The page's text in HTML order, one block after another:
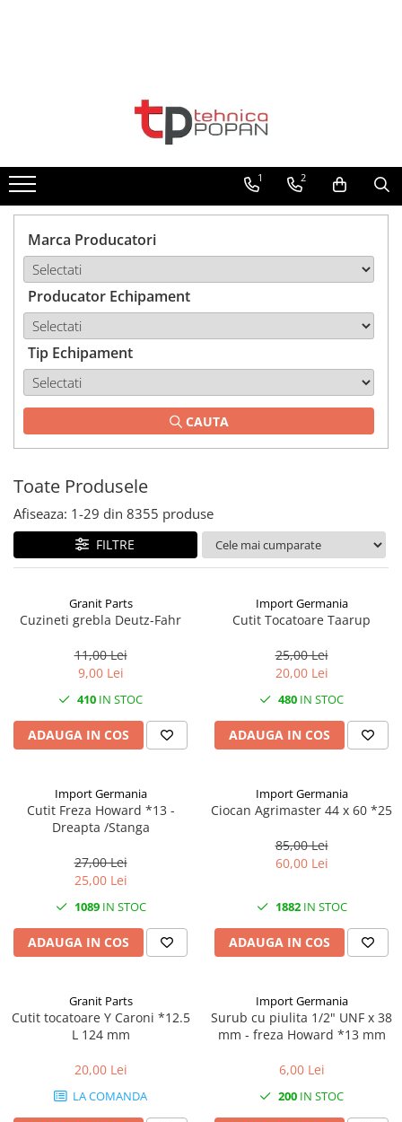
1. Piese & Accesorii Tractoare
1.1. Cabina & Caroserie
1.1.1. Geamuri
1.1.3. Embleme & Abtibilduri
1.1.4. Climatizare si accesorii
1.2. Piese cu Prindere în 3
Puncte si mecanism de ridicare
1.2.1. Prindere in 3 puncte
1.2.2. Mecanism de ridicare -
Tiranti si accesorii
1.3. Scaune & Accesorii
1.3.1. Scaune
tractoare
1.4.1. Pompe hidraulice
1.4.2. Joystick
1.4.3. Distribuitoare
1.4.4. Cilindri si accesorii
1.5.1. Combustibili
1.5.3. Garnituri
1.5.4. Piese de schimb pentru
motor si accesorii
1.5.6. Răcire
1.5.7. Filtre
1 2
Marca Producatori
Producator Echipament
Tip Echipament
CAUTA
Toate Produsele
Afiseaza: 1-29 din 8355 produse
FILTRE
Granit Parts
Cuzineti grebla Deutz-Fahr
11,00 Lei
9,00 Lei
410 IN STOC
ADAUGA IN COS
Import Germania
Cutit Tocatoare Taarup
25,00 Lei
20,00 Lei
480 IN STOC
ADAUGA IN COS
Import Germania
Cutit Freza Howard *13 -
Dreapta /Stanga
27,00 Lei
25,00 Lei
1089IN STOC
ADAUGA IN COS
Import Germania
Ciocan Agrimaster 44 x 60 *25
85,00 Lei
60,00 Lei
1882IN STOC
ADAUGA IN COS
Granit Parts
Cutit tocatoare Y Caroni *12.5
L 124 mm
20,00 Lei
LA COMANDA
Import Germania
Surub cu piulita 1/2" UNF x 38
mm - freza Howard *13 mm
6,00 Lei
200 IN STOC